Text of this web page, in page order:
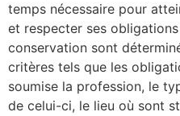
temps nécessaire pour
et respecter ses
conservation sont
critères tels que les
soumise la profession, le
de celui-ci, le lieu où sont